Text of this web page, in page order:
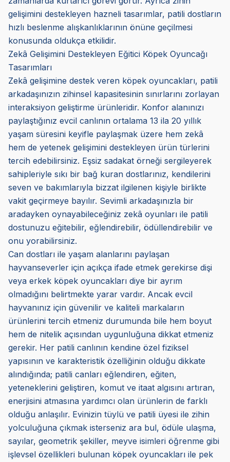
gelişimini destekleyen hazneli tasarımlar, patili dostların
hızlı beslenme alışkanlıklarının önüne geçilmesi
konusunda oldukça etkilidir.
Zekâ Gelişimini Destekleyen Eğitici Köpek Oyuncağı
Tasarımları
Zekâ gelişimine destek veren köpek oyuncakları, patili
arkadaşınızın zihinsel kapasitesinin sınırlarını zorlayan
interaksiyon geliştirme ürünleridir. Konfor alanınızı
paylaştığınız evcil canlının ortalama 13 ila 20 yıllık
yaşam süresini keyifle paylaşmak üzere hem zekâ
hem de yetenek gelişimini destekleyen ürün türlerini
tercih edebilirsiniz. Eşsiz sadakat örneği sergileyerek
sahipleriyle sıkı bir bağ kuran dostlarınız, kendilerini
seven ve bakımlarıyla bizzat ilgilenen kişiyle birlikte
vakit geçirmeye bayılır. Sevimli arkadaşınızla bir
aradayken oynayabileceğiniz zekâ oyunları ile patili
dostunuzu eğitebilir, eğlendirebilir, ödüllendirebilir ve
onu yorabilirsiniz.
Can dostları ile yaşam alanlarını paylaşan
hayvanseverler için açıkça ifade etmek gerekirse dişi
veya erkek köpek oyuncakları diye bir ayrım
olmadığını belirtmekte yarar vardır. Ancak evcil
hayvanınız için güvenilir ve kaliteli markaların
ürünlerini tercih etmeniz durumunda bile hem boyut
hem de nitelik açısından uygunluğuna dikkat etmeniz
gerekir. Her patili canlının kendine özel fiziksel
yapısının ve karakteristik özelliğinin olduğu dikkate
alındığında; patili canları eğlendiren, eğiten,
yeteneklerini geliştiren, komut ve itaat algısını artıran,
enerjisini atmasına yardımcı olan ürünlerin de farklı
olduğu anlaşılır. Evinizin tüylü ve patili üyesi ile zihin
yolculuğuna çıkmak isterseniz ara bul, ödüle ulaşma,
sayılar, geometrik şekiller, meyve isimleri öğrenme gibi
işlevsel özellikleri bulunan köpek oyuncakları ile pek